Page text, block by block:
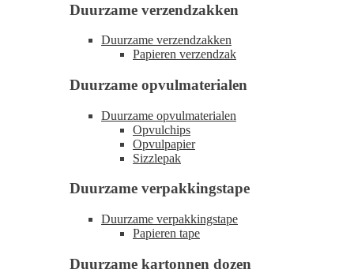
Duurzame verzendzakken
Duurzame verzendzakken
Papieren verzendzak
Duurzame opvulmaterialen
Duurzame opvulmaterialen
Opvulchips
Opvulpapier
Sizzlepak
Duurzame verpakkingstape
Duurzame verpakkingstape
Papieren tape
Duurzame kartonnen dozen